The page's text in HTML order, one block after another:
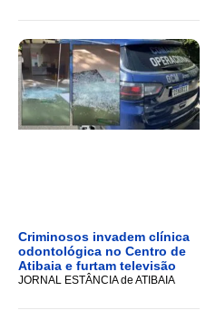
Criminosos invadem clínica
odontológica no Centro de
Atibaia e furtam televisão
JORNAL ESTÂNCIA de ATIBAIA